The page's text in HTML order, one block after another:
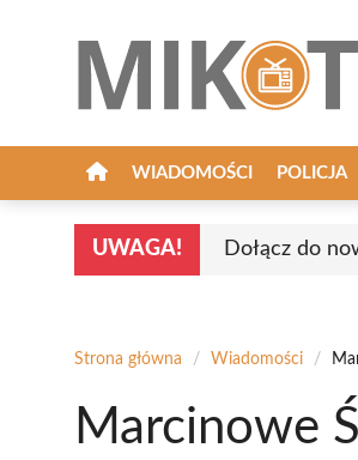
WIADOMOŚCI POLICJA
UWAGA! Dołącz do
Strona główna / Wiadomości /
Marcinowe